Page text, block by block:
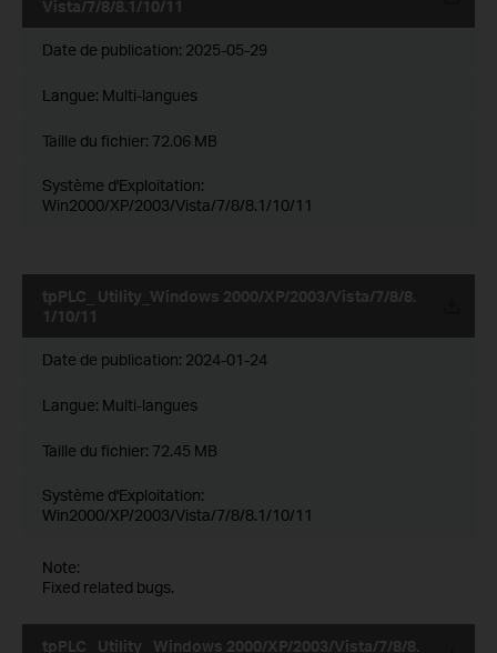
Vista/7/8/8.1/10/11
Date de publication: 2025-05-29
Langue: Multi-langues
Taille du fichier: 72.06 MB
Système d'Exploitation:
Win2000/XP/2003/Vista/7/8/8.1/10/11
tpPLC_ Utility_Windows 2000/XP/2003/Vista/7/8/8.
1/10/11
Date de publication: 2024-01-24
Langue: Multi-langues
Taille du fichier: 72.45 MB
Système d'Exploitation:
Win2000/XP/2003/Vista/7/8/8.1/10/11
Note:
Fixed related bugs.
tpPLC_ Utility _Windows 2000/XP/2003/Vista/7/8/8.